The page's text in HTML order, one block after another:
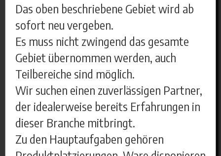
Das oben beschriebene Gebiet wird ab
sofort neu vergeben.
Es muss nicht zwingend das gesamte
Gebiet übernommen werden, auch
Teilbereiche sind möglich.
Wir suchen einen zuverlässigen Partner,
der idealerweise bereits Erfahrungen in
dieser Branche mitbringt.
Zu den Hauptaufgaben gehören